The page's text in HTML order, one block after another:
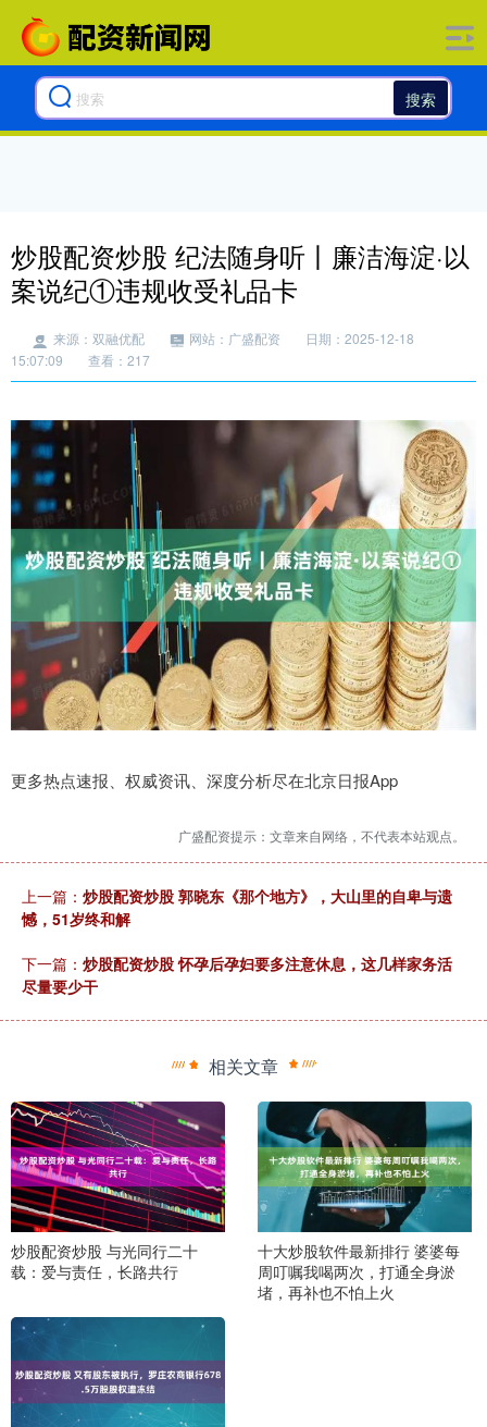
搜索
炒股配资炒股 纪法随身听丨廉洁海淀·以
案说纪①违规收受礼品卡
来源：双融优配 网站：广盛配资
日期：2025-12-18
15:07:09
查看：217
更多热点速报、权威资讯、深度分析尽在北京日报App
广盛配资提示：文章来自网络，不代表本站观点。
上一篇： 炒股配资炒股 郭晓东《那个地方》，大山里的自卑与遗
憾，51岁终和解
下一篇： 炒股配资炒股 怀孕后孕妇要多注意休息，这几样家务活
尽量要少干
相关文章
炒股配资炒股 与光同行二十
载：爱与责任，长路共行
十大炒股软件最新排行 婆婆每
周叮嘱我喝两次，打通全身淤
堵，再补也不怕上火